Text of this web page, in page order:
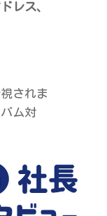
レス、
されま
ム対